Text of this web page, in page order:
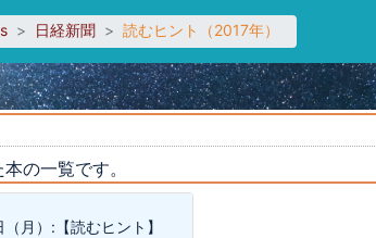
日経新聞 読むヒント（2017年）
の一覧です。
月）:【読むヒント】